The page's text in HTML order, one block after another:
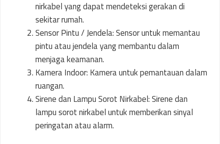
nirkabel yang dapat mendeteksi gerakan di
sekitar rumah.
Sensor Pintu / Jendela: Sensor untuk memantau
pintu atau jendela yang membantu dalam
menjaga keamanan.
Kamera Indoor: Kamera untuk pemantauan dalam
ruangan.
Sirene dan Lampu Sorot Nirkabel: Sirene dan
lampu sorot nirkabel untuk memberikan sinyal
peringatan atau alarm.